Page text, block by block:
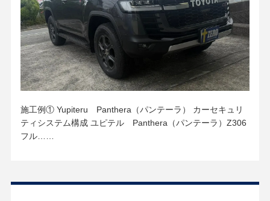
施工例① Yupiteru Panthera（パンテーラ） カーセキュリ
ティシステム構成 ユピテル Panthera（パンテーラ）Z306
フル……